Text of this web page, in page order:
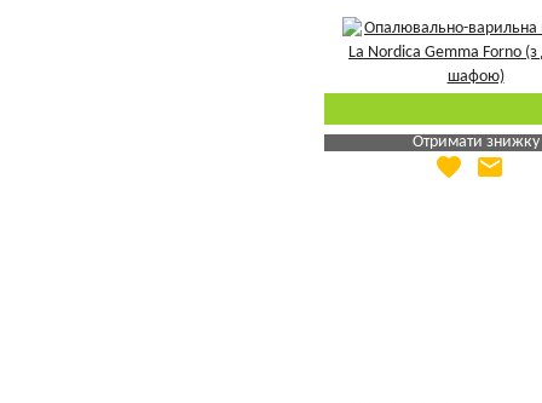
Отримати знижку
Яка Ваша ціна
favorite email